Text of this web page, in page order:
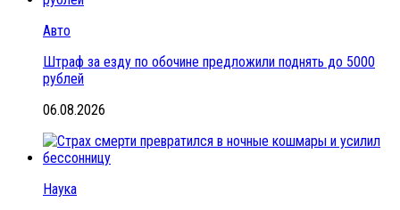
Авто
Штраф за езду по обочине предложили поднять до 5000
рублей
06.08.2026
Наука